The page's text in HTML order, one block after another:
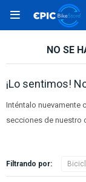

NO SE
¡Lo sentimos!
Inténtalo nuevamente
secciones de nuestro
Filtrando por: